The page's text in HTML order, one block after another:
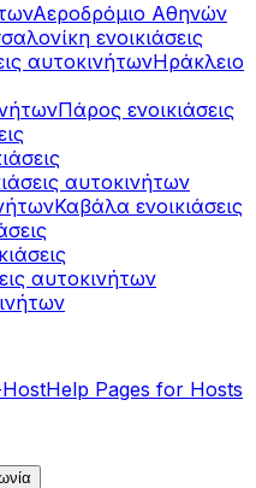
Αεροδρόμιο Αθηνών
ενοικιάσεις
αυτοκινήτωνΗράκλειο
Πάρος ενοικιάσεις
αυτοκινήτων
Καβάλα ενοικιάσεις
αυτοκινήτων
HostHelp Pages for Hosts